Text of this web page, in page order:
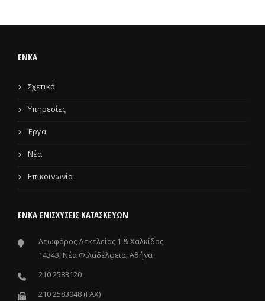
ENKA
Σχετικά
Υπηρεσίες
Έργα
Νέα
Επικοινωνία
ΕΝΚΑ ΕΝΙΣΧΎΣΕΙΣ ΚΑΤΑΣΚΕΥΏΝ
Λεωφόρος Δεκελείας 1 & Χαλκίδος
14343, Νέα Φιλαδέλφεια, Αθήνα
210 2583120
210 2583048 (FAX)